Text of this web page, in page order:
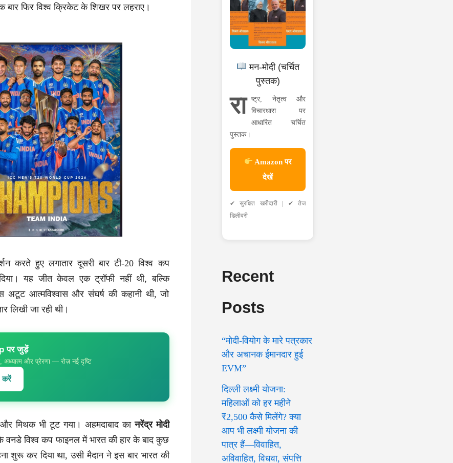
बार फिर विश्व क्रिकेट के शिखर पर लहराए।
करते हुए लगातार दूसरी बार टी-20 विश्व कप
यह जीत केवल एक ट्रॉफी नहीं थी, बल्कि
अटूट आत्मविश्वास और संघर्ष की कहानी थी, जो
लिखी जा रही थी।
पर जुड़ें
अध्यात्म और प्रेरणा — रोज़ नई दृष्टि
करें
मिथक भी टूट गया। अहमदाबाद कानरेंद्र मोदी
वनडे विश्व कप फाइनल में भारत की हार के बाद कुछ
शुरू कर दिया था, उसी मैदान ने इस बार भारत की
मन-मोदी (चर्चित
पुस्तक)
रा
ष्ट्र, नेतृत्व और
विचारधारा पर
आधारित चर्चित
पुस्तक।
Amazon पर
देखें
✔ सुरक्षित खरीदारी | ✔ तेज
डिलीवरी
Recent
Posts
“मोदी-वियोग के मारे पत्रकार
और अचानक ईमानदार हुई
EVM”
दिल्ली लक्ष्मी योजना:
महिलाओं को हर महीने
₹2,500 कैसे मिलेंगे? क्या
आप भी लक्ष्मी योजना की
पात्र हैं—विवाहित,
अविवाहित, विधवा, संपत्ति